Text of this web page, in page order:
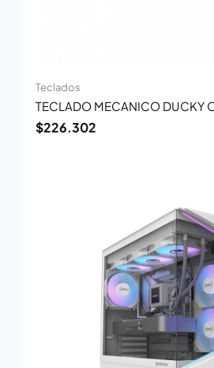
Teclados
TECLADO MECANICO DUCKY
$226.302